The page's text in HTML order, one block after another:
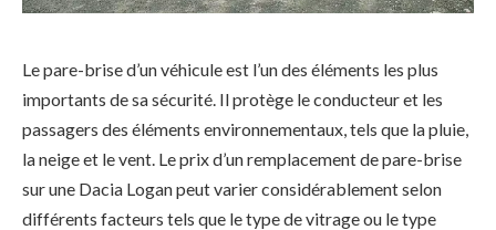
Le pare-brise d’un véhicule est l’un des éléments les plus
importants de sa sécurité. Il protège le conducteur et les
passagers des éléments environnementaux, tels que la pluie,
la neige et le vent. Le prix d’un remplacement de pare-brise
sur une Dacia Logan peut varier considérablement selon
différents facteurs tels que le type de vitrage ou le type